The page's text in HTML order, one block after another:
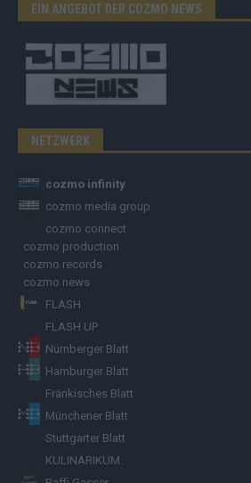
EIN ANGEBOT DER COZMO NEWS
NETZWERK
cozmo infinity
cozmo media group
cozmo connect
cozmo production
cozmo records
cozmo news
FLASH
FLASH UP
Nürnberger Blatt
Hamburger Blatt
Fränkisches Blatt
Münchener Blatt
Stuttgarter Blatt
KULINARIKUM.